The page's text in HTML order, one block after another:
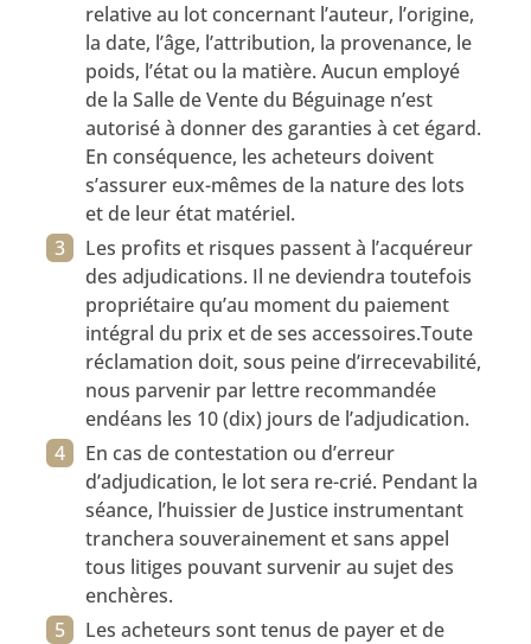
relative au lot concernant l’auteur, l’origine,
la date, l’âge, l’attribution, la provenance, le
poids, l’état ou la matière. Aucun employé
de la Salle de Vente du Béguinage n’est
autorisé à donner des garanties à cet égard.
En conséquence, les acheteurs doivent
s’assurer eux-mêmes de la nature des lots
et de leur état matériel.
Les profits et risques passent à l’acquéreur
des adjudications. Il ne deviendra toutefois
propriétaire qu’au moment du paiement
intégral du prix et de ses accessoires.Toute
réclamation doit, sous peine d’irrecevabilité,
nous parvenir par lettre recommandée
endéans les 10 (dix) jours de l’adjudication.
En cas de contestation ou d’erreur
d’adjudication, le lot sera re-crié. Pendant la
séance, l’huissier de Justice instrumentant
tranchera souverainement et sans appel
tous litiges pouvant survenir au sujet des
enchères.
Les acheteurs sont tenus de payer et de